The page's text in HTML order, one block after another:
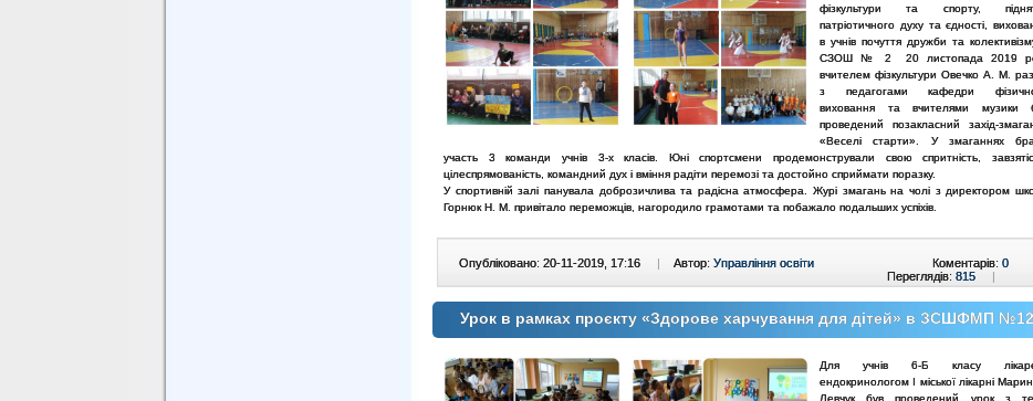
фізкультури та спорту,
патріотичного духу та єдності,
в учнів почуття дружби та
СЗОШ № 2 20 листопада 2019
вчителем фізкультури Овечко А. М.
з педагогами кафедри
виховання та вчителями музики
проведений позакласний захід-
«Веселі старти». У змаганнях
участь 3 команди учнів 3-х класів. Юні спортсмени продемонстрували свою спритність,
цілеспрямованість, командний дух і вміння радіти перемозі та достойно сприймати поразку.
У спортивній залі панувала доброзичлива та радісна атмосфера. Журі змагань на чолі з директором
Горнюк Н. М. привітало переможців, нагородило грамотами та побажало подальших успіхів.
Опубліковано: 20-11-2019, 17:16 | Автор: Управління освіти Коментарів: 0
Переглядів: 815 |
Урок в рамках проєкту «Здорове харчування для дітей» в ЗСШФМП №12
Для учнів 6-Б класу
ендокринологом І міської лікарні
Левчук був проведений урок з